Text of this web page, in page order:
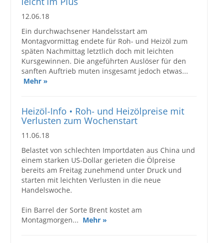
12.06.18
Ein durchwachsener Handelsstart am
Montagvormittag endete für Roh- und Heizöl zum
späten Nachmittag letztlich doch mit leichten
Kursgewinnen. Die angeführten Auslöser für den
sanften Auftrieb muten insgesamt jedoch etwas...
Mehr »
Heizöl-Info • Roh- und Heizölpreise mit
Verlusten zum Wochenstart
11.06.18
Belastet von schlechten Importdaten aus China und
einem starken US-Dollar gerieten die Ölpreise
bereits am Freitag zunehmend unter Druck und
starten mit leichten Verlusten in die neue
Handelswoche.
Ein Barrel der Sorte Brent kostet am
Montagmorgen... Mehr »